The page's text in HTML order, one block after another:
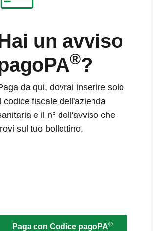
un avviso
®?
da qui, dovrai inserire solo
codice fiscale dell'azienda
e il n° dell'avviso che
sul tuo bollettino.
Paga con Codice pagoPA®